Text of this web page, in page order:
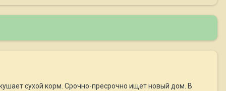
сухой корм. Срочно-пресрочно ищет новый дом. В